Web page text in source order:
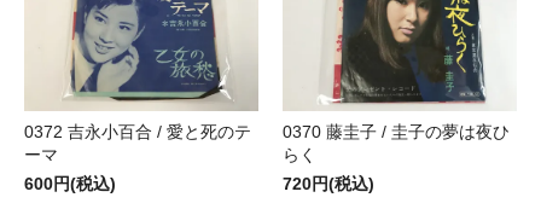
0372 吉永小百合 / 愛と死のテ
ーマ
600円(税込)
0370 藤圭子 / 圭子の夢は夜ひ
らく
720円(税込)